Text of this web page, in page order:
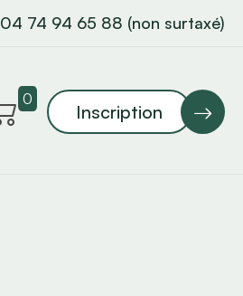
04 74 94 65 88 (non surtaxé)
0
Inscription